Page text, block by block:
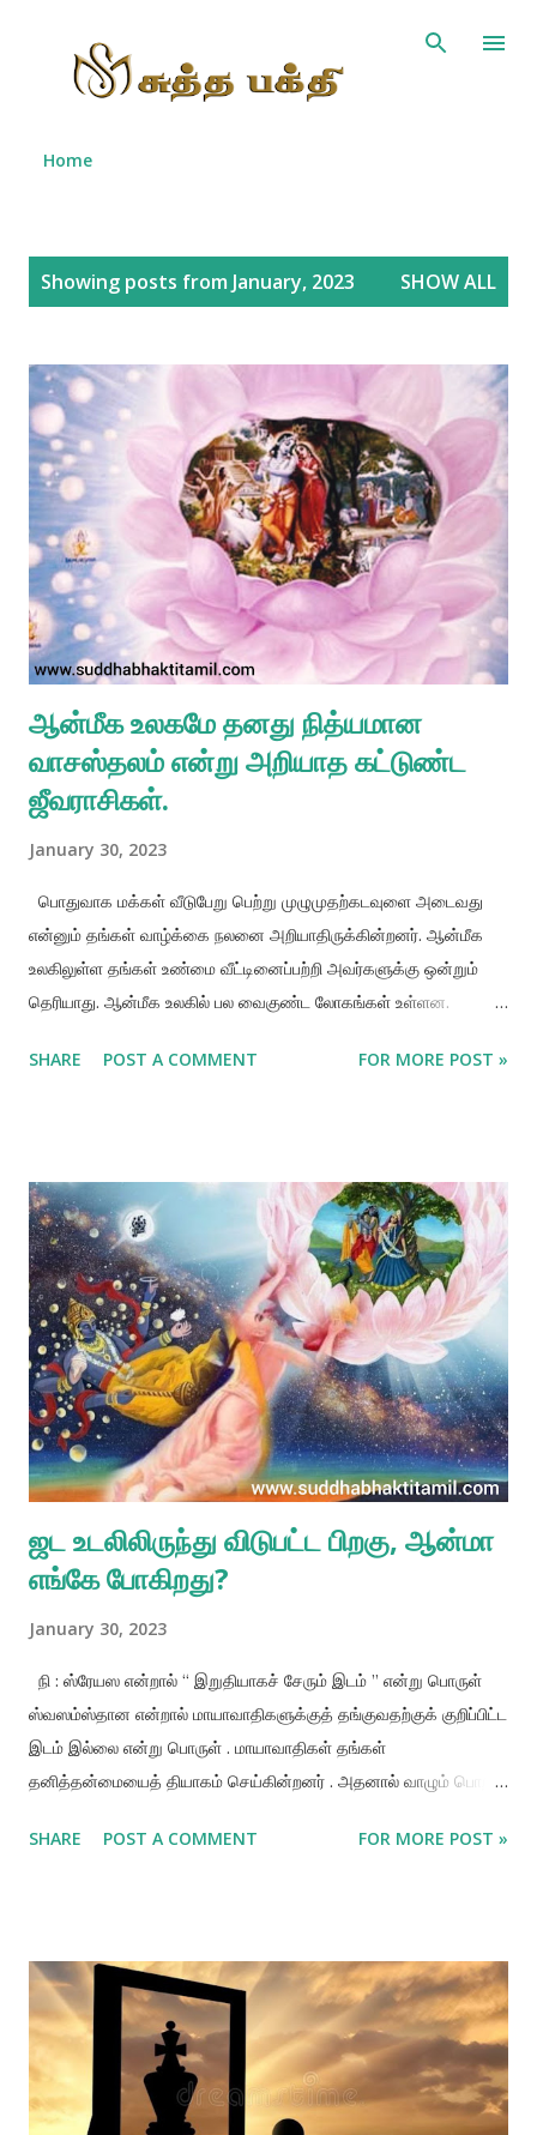
Home
Showing posts from January, 2023 SHOW ALL
ஆன்மீக உலகமே தனது நித்யமான
வாசஸ்தலம் என்று அறியாத கட்டுண்ட
ஜீவராசிகள்.
January 30, 2023
பொதுவாக மக்கள் வீடுபேறு பெற்று முழுமுதற்கடவுளை அடைவது
என்னும் தங்கள் வாழ்க்கை நலனை அறியாதிருக்கின்றனர். ஆன்மீக
உலகிலுள்ள தங்கள் உண்மை வீட்டினைப்பற்றி அவர்களுக்கு ஒன்றும்
தெரியாது. ஆன்மீக உலகில் பல வைகுண்ட லோகங்கள் உள்ளன.
கோலோக பிருந்தாவனமேயாகும். சமுதாயத்தின் முன்னேற்றம்
மனிதர்கள் பிறஉலகங்களுக்குச் செல்வதற்கு முயற்சித்துக்
கொண்டிருக்கின்றனர். அவர்களுக்குத் தாங்கள் இருப்பதிலேயே
மிகவும் உயர்ந்த உலகமான பிரம்ம லோகத்திற்குச் சென்றாலும் கூட
மீண்டும் இப்பூமிக்கு திரும்பி வேண்டியதிருக்கும் என்பது பற்றி ஒன்றும்
தெரியாது. இதனை பகவத்கீதை (8.16) உறுதி செய்கின்றது:
ஆப்ரஹ்ம-புவனால் லோகா: புனர் ஆவர்தினோ (அ)ர்ஜுன மாம் உபேத்ய
து கௌந்தேய புனர் ஜன்ம ந வித்யதே “குந்தியின் மகனே! உலகில்
உயர்ந்த தேவலோகத்திலிருந்து தாழ்ந்தபாதாள லோகம் வரை உள்ள
எல்லா லோகங்களும் பிறப்பு இறப்ப...
SHARE POST A COMMENT FOR MORE POST »
ஜட உடலிலிருந்து விடுபட்ட பிறகு, ஆன்மா
எங்கே போகிறது?
January 30, 2023
நி : ஸ்ரேயஸ என்றால் “ இறுதியாகச் சேரும் இடம் ” என்று பொருள்
ஸ்வஸம்ஸ்தான என்றால் மாயாவாதிகளுக்குத் தங்குவதற்குக் குறிப்பிட்ட
இடம் இல்லை என்று பொருள் . மாயாவாதிகள் தங்கள்
தனித்தன்மையைத் தியாகம் செய்கின்றனர் . அதனால் வாழும் பொறி
முடியும் . ஆனால் பக்தருக்கென்று குறிப்பிட்ட இடம் உண்டு . கோள்கள்
அறியப்படும் ஆன்மீக வானம் எல்லாப் பக்கங்களிலும் இன்ப ஒளியாக ,
பரம புருஷ பகவானின் பாதுகாப்பின் கீழ் உள்ளது . பகவத் கீதையில்
(14.27) குறிப்பிடப்பட்டுள்ளதுபோல , ப்ரஹ்மணோ ஹி ப்ரதிஷ்டாஹம் :
மாயையாகிய பிரம்ம ஒளி பரம புருஷ பகவானின் உடலில் தங்கும் .
அதாவது பரம புருஷ பகவானின் உடலொளியே கைவல்யம் அல்லது மாய
SHARE POST A COMMENT FOR MORE POST »